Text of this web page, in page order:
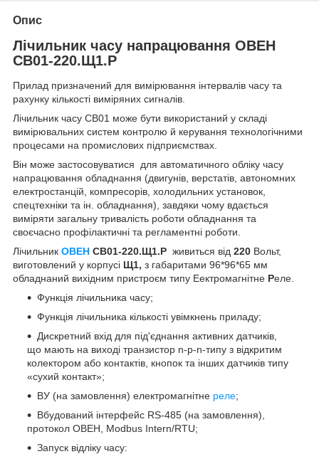
Опис
Лічильник часу напрацювання ОВЕН
СВ01-220.Щ1.Р
Прилад призначений для вимірювання інтервалів часу та
рахунку кількості виміряних сигналів.
Лічильник часу СВ01 може бути використаний у складі
вимірювальних систем контролю й керування технологічними
процесами на промислових підприємствах.
Він може застосовуватися для автоматичного обліку часу
напрацювання обладнання (двигунів, верстатів, автономних
електростанцій, компресорів, холодильних установок,
спецтехніки та ін. обладнання), завдяки чому вдається
виміряти загальну тривалість роботи обладнання та
своєчасно профілактичні та регламентні роботи.
Лічильник ОВЕН СВ01-220.Щ1.Р живиться від 220 Вольт,
виготовлений у корпусі Щ1, з габаритами 96*96*65 мм
обладнаний вихідним пристроєм типу Еектромагнітне Реле.
Функція лічильника часу;
Функція лічильника кількості увімкнень приладу;
Дискретний вхід для під'єднання активних датчиків,
що мають на виході транзистор n-p-n-типу з відкритим
колектором або контактів, кнопок та інших датчиків типу
«сухий контакт»;
ВУ (на замовлення) електромагнітне реле;
Вбудований інтерфейс RS-485 (на замовлення),
протокол ОВЕН, Modbus Intern/RTU;
Запуск відліку часу: